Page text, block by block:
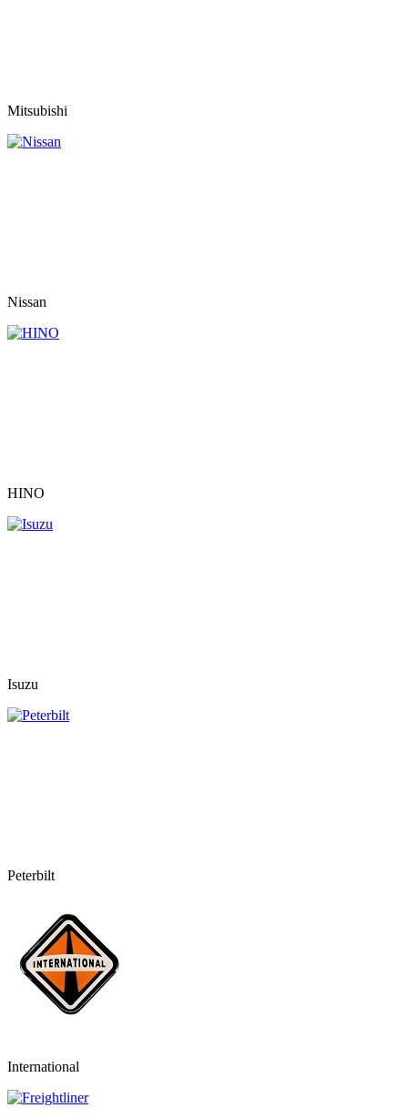
Mitsubishi
Nissan
HINO
Isuzu
Peterbilt
International